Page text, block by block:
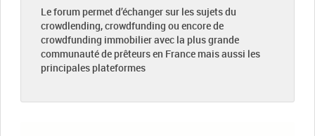
Le forum permet d’échanger sur les sujets du
crowdlending, crowdfunding ou encore de
crowdfunding immobilier avec la plus grande
communauté de prêteurs en France mais aussi les
principales plateformes